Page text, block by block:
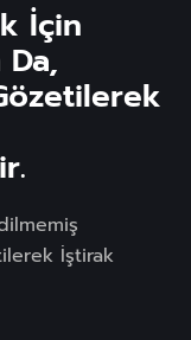
İçin
İştirak